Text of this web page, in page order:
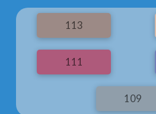
113
111
109